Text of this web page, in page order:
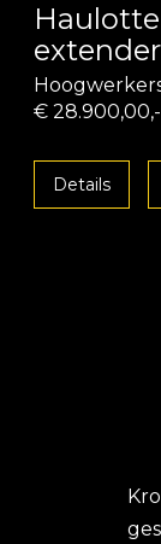
Haulotte
extender
Hoogwerkers
€ 28.900,00,-
Details